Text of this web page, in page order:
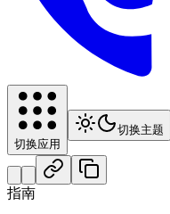
切换应用
切换主题
指南